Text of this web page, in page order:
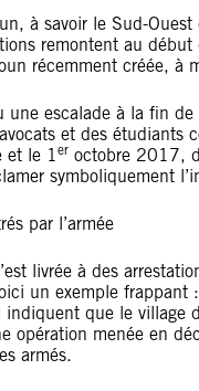
à savoir le Sud-
remontent au
récemment créée, à
escalade à la fin
et des étudiants
et le 1er octobre 2017,
symboliquement
par l’armée
livrée à des
un exemple frappant
que le
opération menée en
armés.